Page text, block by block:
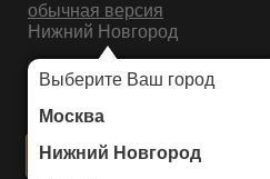
обычная версия
Нижний Новгород
Выберите Ваш город
Москва
Нижний Новгород
ИНТЕРНЕТ-МАГАЗИН НАПОЛЬНЫХ ПОКРЫТИЙ